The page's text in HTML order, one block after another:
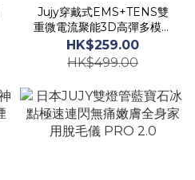
Jujy穿戴式EMS+TENS雙
重微電流聚能3D高彈多模式
提拉塑形面罩 AMISS-
68119 | 深層按摩|緊緻輪廓|
改善下巴下垂|淡化法令紋
HK$259.00
HK$499.00